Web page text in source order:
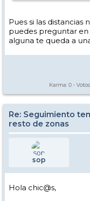
Pues si las distancias
puedes preguntar en
alguna te queda a
Karma: 0 -
Re: Seguimiento
resto de zonas
sop
Hola chic@s,